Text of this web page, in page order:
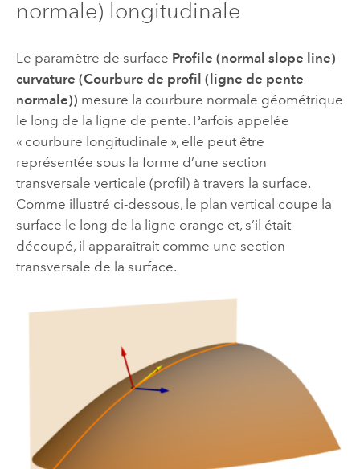
normale) longitudinale
Le paramètre de surface Profile (normal slope line)
curvature (Courbure de profil (ligne de pente
normale)) mesure la courbure normale géométrique
le long de la ligne de pente. Parfois appelée
« courbure longitudinale », elle peut être
représentée sous la forme d’une section
transversale verticale (profil) à travers la surface.
Comme illustré ci-dessous, le plan vertical coupe la
surface le long de la ligne orange et, s’il était
découpé, il apparaîtrait comme une section
transversale de la surface.